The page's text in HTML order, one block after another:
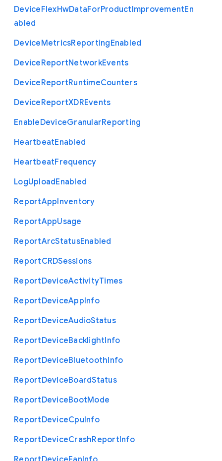
DeviceFlexHwDataForProductImprovementEn
abled
DeviceMetricsReportingEnabled
DeviceReportNetworkEvents
DeviceReportRuntimeCounters
DeviceReportXDREvents
EnableDeviceGranularReporting
HeartbeatEnabled
HeartbeatFrequency
LogUploadEnabled
ReportAppInventory
ReportAppUsage
ReportArcStatusEnabled
ReportCRDSessions
ReportDeviceActivityTimes
ReportDeviceAppInfo
ReportDeviceAudioStatus
ReportDeviceBacklightInfo
ReportDeviceBluetoothInfo
ReportDeviceBoardStatus
ReportDeviceBootMode
ReportDeviceCpuInfo
ReportDeviceCrashReportInfo